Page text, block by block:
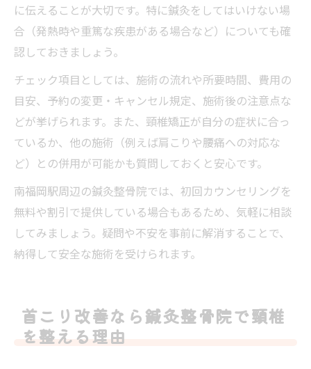
に伝えることが大切です。特に鍼灸をしてはいけない場
合（発熱時や重篤な疾患がある場合など）についても確
認しておきましょう。
チェック項目としては、施術の流れや所要時間、費用の
目安、予約の変更・キャンセル規定、施術後の注意点な
どが挙げられます。また、頸椎矯正が自分の症状に合っ
ているか、他の施術（例えば肩こりや腰痛への対応な
ど）との併用が可能かも質問しておくと安心です。
南福岡駅周辺の鍼灸整骨院では、初回カウンセリングを
無料や割引で提供している場合もあるため、気軽に相談
してみましょう。疑問や不安を事前に解消することで、
納得して安全な施術を受けられます。
首こり改善なら鍼灸整骨院で頸椎
を整える理由